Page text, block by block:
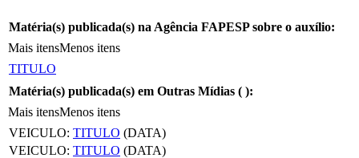
Matéria(s) publicada(s) na Agência FAPESP sobre o auxílio:
Mais itensMenos itens
TITULO
Matéria(s) publicada(s) em Outras Mídias ( ):
Mais itensMenos itens
VEICULO: TITULO (DATA)
VEICULO: TITULO (DATA)